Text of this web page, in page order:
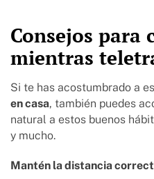
Consejos para
mientras
Si te has acostumbrado a
en casa, también puedes
natural a estos buenos
y mucho.
Mantén la distancia